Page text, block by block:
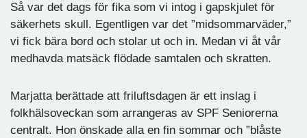
Så var det dags för fika som vi intog i gapskjulet för
säkerhets skull. Egentligen var det ”midsommarväder,”
vi fick bära bord och stolar ut och in. Medan vi åt vår
medhavda matsäck flödade samtalen och skratten.
Marjatta berättade att friluftsdagen är ett inslag i
folkhälsoveckan som arrangeras av SPF Seniorerna
centralt. Hon önskade alla en fin sommar och ”blåste